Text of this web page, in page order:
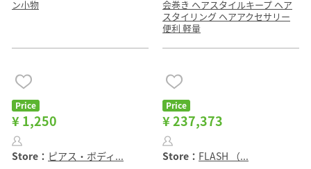
ン小物
会巻き ヘアスタイルキープ ヘア
スタイリング ヘアアクセサリー
便利 軽量
Price
¥ 1,250
Store： ピアス・ボディ...
Price
¥ 237,373
Store： FLASH （...